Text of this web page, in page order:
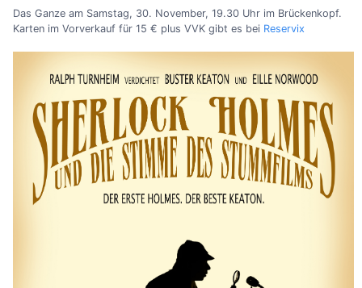
Das Ganze am Samstag, 30. November, 19.30 Uhr im Brückenkopf.
Karten im Vorverkauf für 15 € plus VVK gibt es bei Reservix